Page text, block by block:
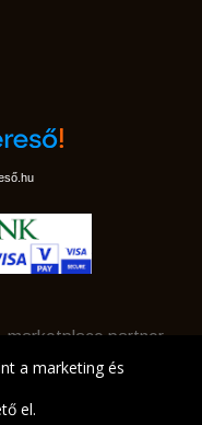
marketplace partner
a marketing és
el.